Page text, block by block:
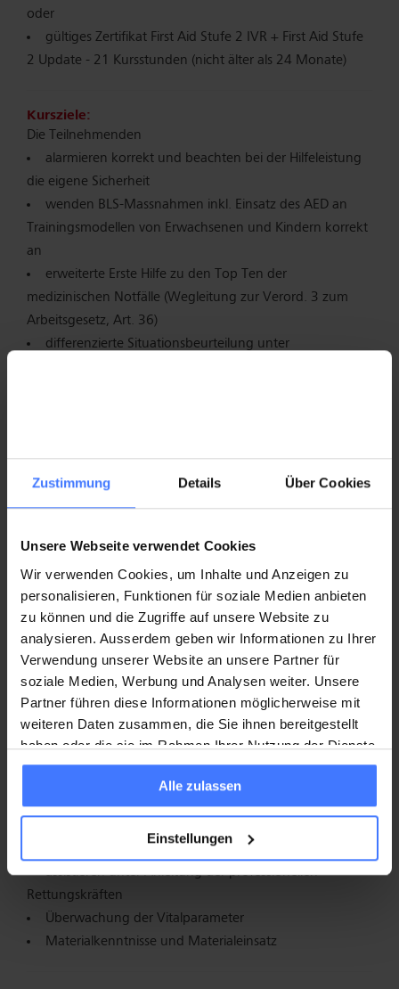
Zustimmung Details Über Cookies
Unsere Webseite verwendet Cookies
Wir verwenden Cookies, um Inhalte und Anzeigen zu
personalisieren, Funktionen für soziale Medien anbieten
zu können und die Zugriffe auf unsere Website zu
analysieren. Ausserdem geben wir Informationen zu Ihrer
Verwendung unserer Website an unsere Partner für
soziale Medien, Werbung und Analysen weiter. Unsere
Partner führen diese Informationen möglicherweise mit
weiteren Daten zusammen, die Sie ihnen bereitgestellt
haben oder die sie im Rahmen Ihrer Nutzung der Dienste
gesammelt haben.
Alle zulassen
Einstellungen
oder
gültiges Zertifikat First Aid Stufe 2 IVR + First Aid Stufe
2 Update - 21 Kursstunden (nicht älter als 24 Monate)
Kursziele:
Die Teilnehmenden
alarmieren korrekt und beachten bei der Hilfeleistung
die eigene Sicherheit
wenden BLS-Massnahmen inkl. Einsatz des AED an
Trainingsmodellen von Erwachsenen und Kindern korrekt
an
erweiterte Erste Hilfe zu den Top Ten der
medizinischen Notfälle (Wegleitung zur Verord. 3 zum
Arbeitsgesetz, Art. 36)
differenzierte Situationsbeurteilung unter
eintrifft
BLS-AED-SRC Komplettkurs
traumatisch bedingte Körperschädigungen
Medikamente
Rechte, Pflichten, ethisches Verhalten
Teamarbeit
Smedrix basic
Informationen über Fort- und
Weiterbildungsmöglichkeiten
Umsetzung der theoretischen Inhalte
assistieren unter Anleitung der professionellen
Rettungskräften
Überwachung der Vitalparameter
Materialkenntnisse und Materialeinsatz